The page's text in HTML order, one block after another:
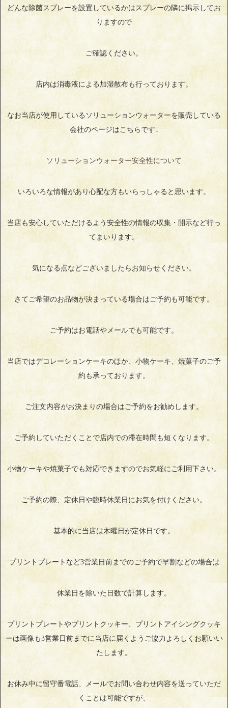
どんな除菌スプレーを設置しているかはスプレーの隣に掲示してお
りますので
ご確認ください。
店内は消毒液による加湿散布も行っております。
なお当店が使用しているソリューションウォーターを販売している
会社のページはこちらです↓
ソリューションウォーター安全性について
いろいろな情報があり心配な方もいらっしゃると思います。
当店も安心していただけるよう安全性の情報の収集・開示など行っ
てまいります。
気になる点などございましたらお知らせください。
さてご希望のお品物が決まっている場合はご予約も可能です。
ご予約はお電話やメールでも可能です。
当店ではデコレーションケーキのほか、小物ケーキ、焼菓子のご予
約も承っております。
ご注文内容がお決まりの場合はご予約をお勧めします。
ご予約していただくことで店内での滞在時間も短くなります。
小物ケーキや焼菓子でも対応できますのでお気軽にご利用下さい。
ご予約の際、定休日や臨時休業日にお気を付けください。
基本的に当店は木曜日が定休日です。
プリントプレートなど3営業日前までのご予約で早割などの場合は
休業日を除いた日数で計算します。
プリントプレートやプリントクッキー、プリントアイシングクッキ
ーは画像も3営業日前までに当店に届くようご協力よろしくお願いい
たします。
お休み中に留守番電話、メールでお問い合わせ内容を送っていただ
くことは可能ですが、